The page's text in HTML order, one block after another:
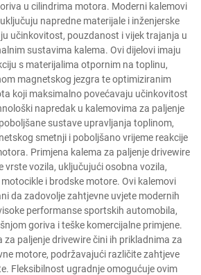
u cilindrima motora. Moderni kalemovi
napredne materijale i inženjerske
učinkovitost, pouzdanost i vijek trajanja u
sustavima kalema. Ovi dijelovi imaju
s materijalima otpornim na toplinu,
magnetskog jezgra te optimiziranim
koji maksimalno povećavaju učinkovitost
napredak u kalemovima za paljenje
sustave upravljanja toplinom,
smetnji i poboljšano vrijeme reakcije
Primjena kalema za paljenje drivewire
vrste vozila, uključujući osobna vozila,
i brodske motore. Ovi kalemovi
da zadovolje zahtjevne uvjete modernih
performanse sportskih automobila,
goriva i teške komercijalne primjene.
paljenje drivewire čini ih prikladnima za
motore, podržavajući različite zahtjeve
Fleksibilnost ugradnje omogućuje ovim